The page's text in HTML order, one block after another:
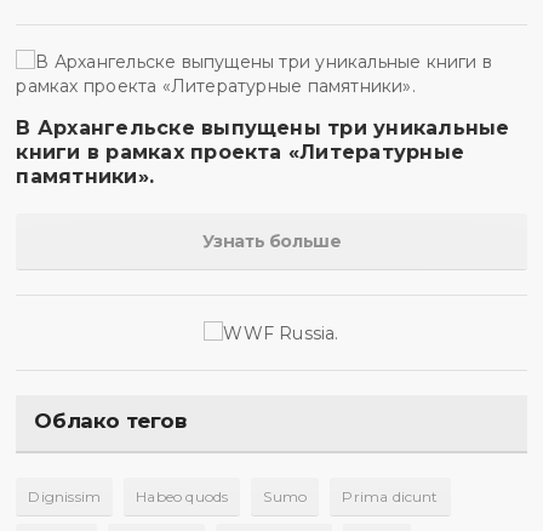
В Архангельске выпущены три уникальные
книги в рамках проекта «Литературные
памятники».
Узнать больше
Облако тегов
Dignissim Habeo quods Sumo Prima dicunt